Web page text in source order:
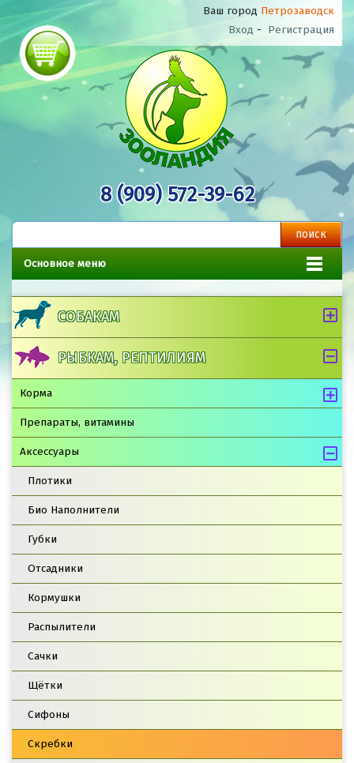
Ваш город Петрозаводск
Вход - Регистрация
8 (909) 572-39-62
Основное меню
СОБАКАМ
РЫБКАМ, РЕПТИЛИЯМ
Корма
Препараты, витамины
Аксессуары
Плотики
Био Наполнители
Губки
Отсадники
Кормушки
Распылители
Сачки
Щётки
Сифоны
Скребки